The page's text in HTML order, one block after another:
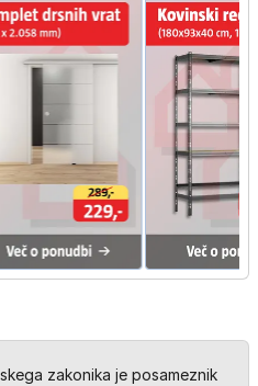
zakonika je posameznik